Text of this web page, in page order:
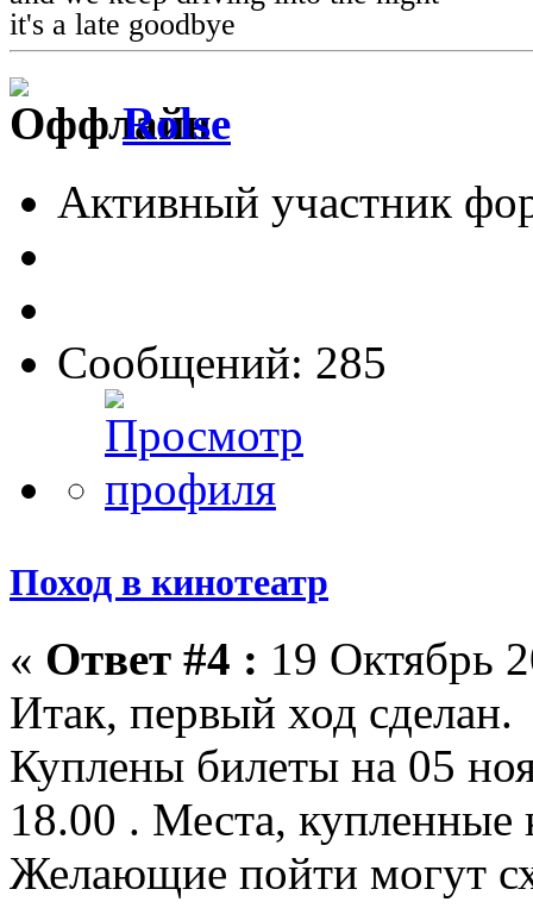
it's a late goodbye
Rolse
Активный участник
Сообщений: 285
Поход в кинотеатр
« Ответ #4 : 19 Октябрь
Итак, первый ход сделан.
Куплены билеты на 05
18.00 . Места, купленные
Желающие пойти могут